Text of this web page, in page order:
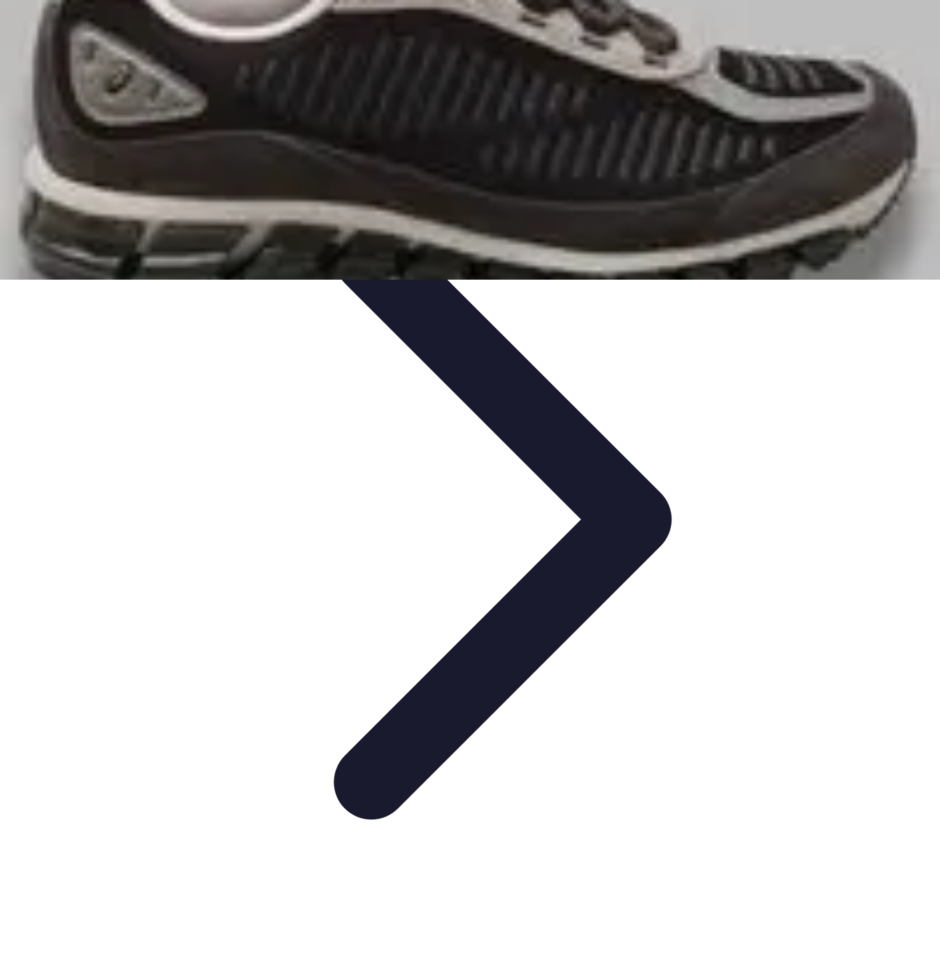
Futuro Tecnologico
Innovazioni Tecnologiche
Tendenze TecnologicheIntelligenza Artificiale Tecnologie Emergenti
Futuro Tecnologico